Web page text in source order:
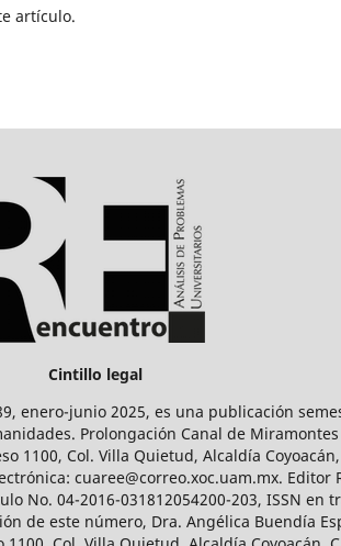
artículo.
Cintillo legal
enero-junio 2025, es una publicación
Prolongación Canal de Miramontes
1100, Col. Villa Quietud, Alcaldía
cuaree@correo.xoc.uam.mx. Editor
No. 04-2016-031812054200-203, ISSN
de este número, Dra. Angélica Buendía